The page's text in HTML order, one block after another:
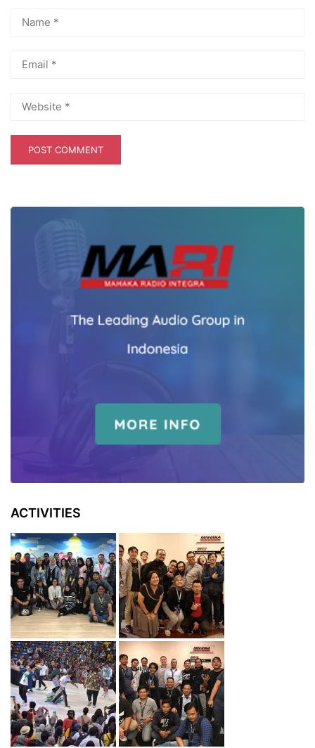
ACTIVITIES